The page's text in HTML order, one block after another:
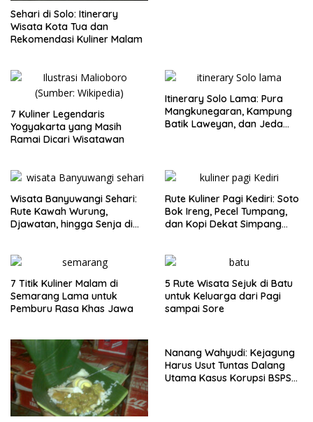
Sehari di Solo: Itinerary
Wisata Kota Tua dan
Rekomendasi Kuliner Malam
7 Kuliner Legendaris
Yogyakarta yang Masih
Ramai Dicari Wisatawan
Itinerary Solo Lama: Pura
Mangkunegaran, Kampung
Batik Laweyan, dan Jeda
Wisata Banyuwangi Sehari:
Rute Kawah Wurung,
Djawatan, hingga Senja di
Rute Kuliner Pagi Kediri: Soto
Bok Ireng, Pecel Tumpang,
dan Kopi Dekat Simpang
7 Titik Kuliner Malam di
Semarang Lama untuk
Pemburu Rasa Khas Jawa
5 Rute Wisata Sejuk di Batu
untuk Keluarga dari Pagi
sampai Sore
Nanang Wahyudi: Kejagung
Harus Usut Tuntas Dalang
Utama Kasus Korupsi BSPS